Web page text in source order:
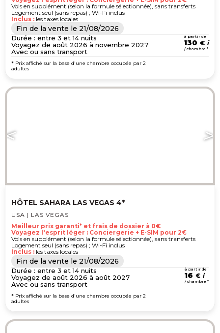
Vols en supplément (selon la formule sélectionnée), sans transferts
Logement seul (sans repas) ; Wi-Fi inclus
Inclus : les taxes locales
Fin de la vente le 21/08/2026
Durée : entre 3 et 14 nuits
Voyagez de août 2026 à novembre 2027
Avec ou sans transport
à partir de
130 €
/ chambre *
* Prix affiché sur la base d'une chambre occupée par 2
adultes
HÔTEL SAHARA LAS VEGAS 4*
USA | LAS VEGAS
Meilleur prix garanti* et frais de dossier à 0€
Voyagez l'esprit léger : Conciergerie + E-SIM pour 2€
Vols en supplément (selon la formule sélectionnée), sans transferts
Logement seul (sans repas) ; Wi-Fi inclus
Inclus : les taxes locales
Fin de la vente le 21/08/2026
Durée : entre 3 et 14 nuits
Voyagez de août 2026 à août 2027
Avec ou sans transport
à partir de
16 €
/ chambre *
* Prix affiché sur la base d'une chambre occupée par 2
adultes